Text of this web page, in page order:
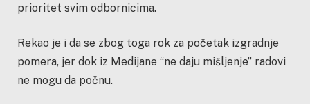
prioritet svim odbornicima.
Rekao je i da se zbog toga rok za početak izgradnje
pomera, jer dok iz Medijane “ne daju mišljenje” radovi
ne mogu da počnu.